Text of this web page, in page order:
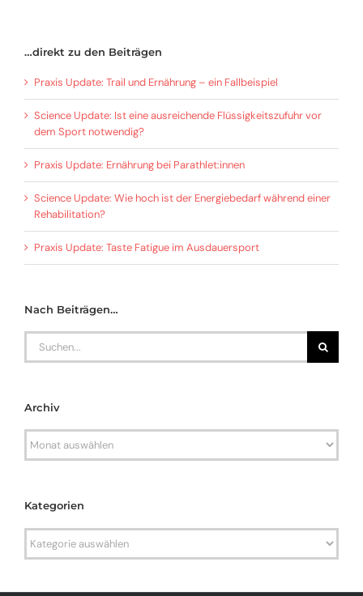
…direkt zu den Beiträgen
Praxis Update: Trail und Ernährung – ein Fallbeispiel
Science Update: Ist eine ausreichende Flüssigkeitszufuhr vor
dem Sport notwendig?
Praxis Update: Ernährung bei Parathlet:innen
Science Update: Wie hoch ist der Energiebedarf während einer
Rehabilitation?
Praxis Update: Taste Fatigue im Ausdauersport
Nach Beiträgen…
Search
Archiv
Archiv
Kategorien
Kategorien